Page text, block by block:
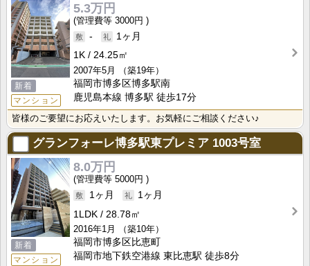
新着
マンション
5.3万円
3000円
-
1ヶ月
1K
24.25㎡
2007年5月
（築19年）
福岡市博多区博多駅南
鹿児島本線 博多駅 徒歩17分
皆様のご要望にお応えいたします。お気軽にご相談ください♪
グランフォーレ博多駅東プレミア 1003号室
新着
マンション
8.0万円
5000円
1ヶ月
1ヶ月
1LDK
28.78㎡
2016年1月
（築10年）
福岡市博多区比恵町
福岡市地下鉄空港線 東比恵駅 徒歩8分